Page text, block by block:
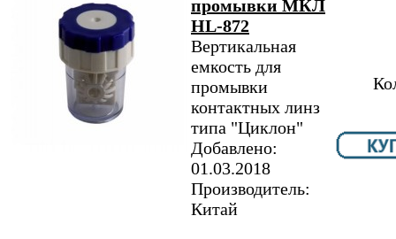
промывки МКЛ
HL-872
Вертикальная
емкость для
промывки
контактных линз
типа "Циклон"
Добавлено:
01.03.2018
Производитель:
Китай